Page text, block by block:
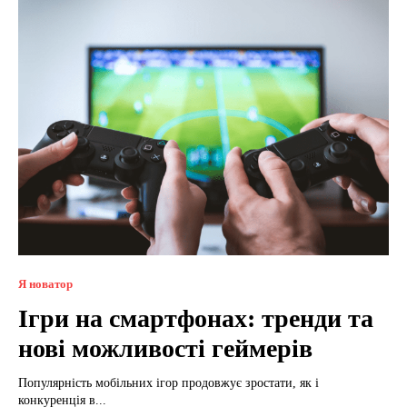
Я новатор
Ігри на смартфонах: тренди та
нові можливості геймерів
Популярність мобільних ігор продовжує зростати, як і
конкуренція в...